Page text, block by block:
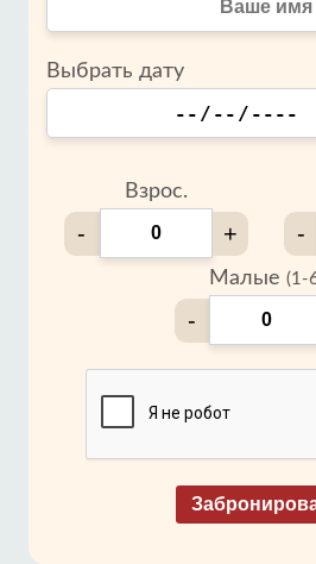
Выбрать дату
Взрос.
- + -
Малые (1-
-